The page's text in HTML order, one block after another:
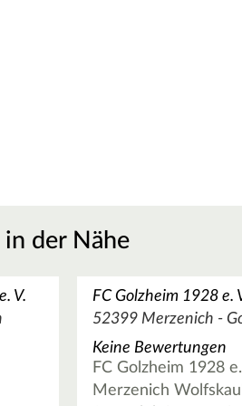
der Nähe
V.
FC Golzheim 1928 e.
52399 Merzenich -
Keine Bewertungen
FC Golzheim 1928
Merzenich